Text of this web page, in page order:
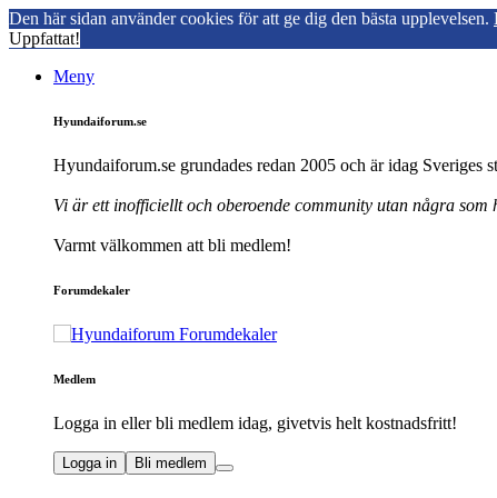
Den här sidan använder cookies för att ge dig den bästa upplevelsen.
Uppfattat!
Meny
Hyundaiforum.se
Hyundaiforum.se grundades redan 2005 och är idag Sveriges
Vi är ett inofficiellt och oberoende community utan några
Varmt välkommen att bli medlem!
Forumdekaler
Medlem
Logga in eller bli medlem idag, givetvis helt kostnadsfritt!
Logga in Bli medlem